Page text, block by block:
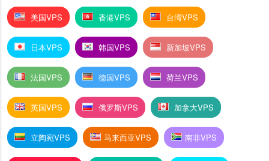
美国VPS 香港VPS 台湾VPS
日本VPS 韩国VPS 新加坡VPS
法国VPS 德国VPS 荷兰VPS
英国VPS 俄罗斯VPS 加拿大VPS
立陶宛VPS 马来西亚VPS 南非VPS